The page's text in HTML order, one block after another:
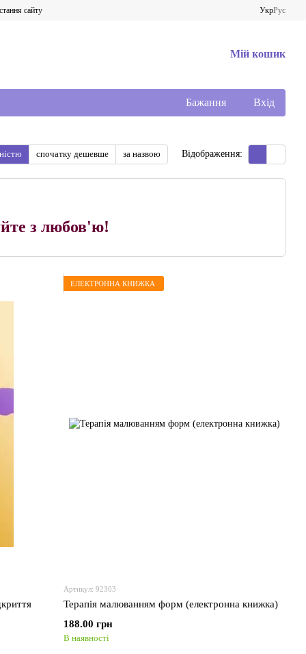
сайту УкрРус
Мій кошик
Бажання Вхід
спочатку дешевше за назвою Відображення:
з любов'ю!
ЕЛЕКТРОННА КНИЖКА
Артикул: 92303
Терапія малюванням форм (електронна книжка)
188.00 грн
В наявності